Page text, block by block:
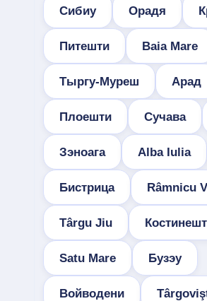
Сибиу Орадя
Питешти Baia Mare
Тыргу-Муреш Арад
Плоешти Сучава
Зэноага Alba Iulia
Бистрица Râmnicu
Târgu Jiu
Satu Mare Бузэу
Войводени